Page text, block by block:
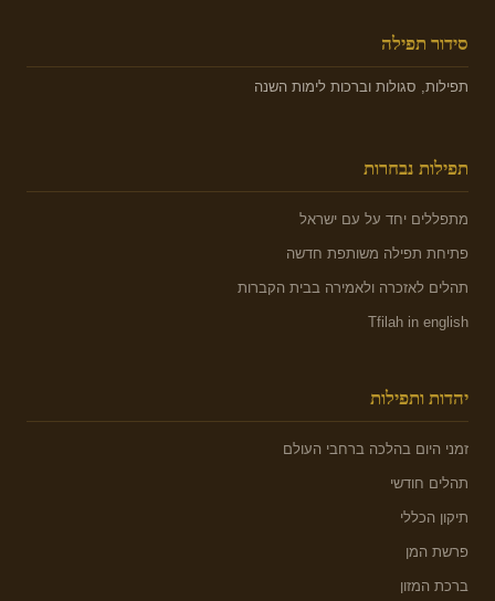
סידור תפילה
תפילות, סגולות וברכות לימות השנה
תפילות נבחרות
מתפללים יחד על עם ישראל
פתיחת תפילה משותפת חדשה
תהלים לאזכרה ולאמירה בבית הקברות
Tfilah in english
יהדות ותפילות
זמני היום בהלכה ברחבי העולם
תהלים חודשי
תיקון הכללי
פרשת המן
ברכת המזון